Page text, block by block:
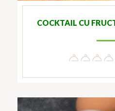
COCKTAIL CU